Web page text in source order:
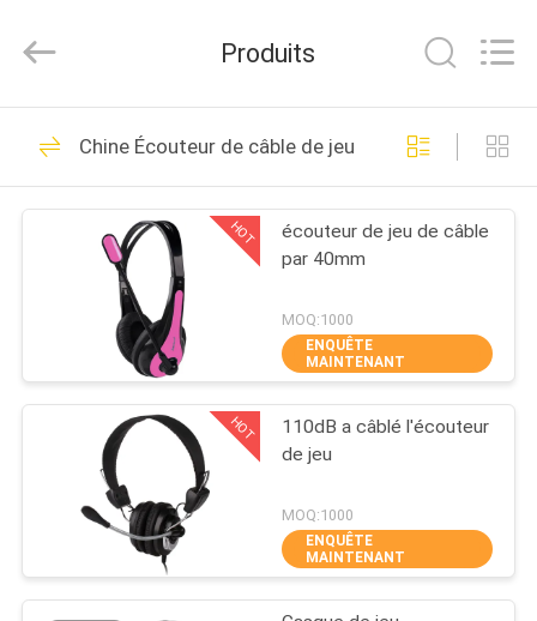
MAISON
PRODUITS
NOUS
VISITE
D'USINE
CONTRÔLE
Electronics
Co,ltd.
Reserved.
Écouteur de câble
de Bluetooth
23
Ébruitez
décommander des
écouteurs de
Bluetooth
42
Produits
Chine Écouteur de câble de jeu
HOT
écouteur de jeu de câble
par 40mm
MOQ:1000
ENQUÊTE
MAINTENANT
HOT
110dB a câblé l'écouteur
de jeu
MOQ:1000
ENQUÊTE
MAINTENANT